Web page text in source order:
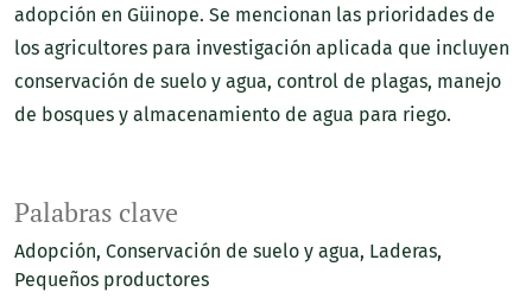
Palabras clave
Adopción Conservación de suelo y agua Laderas
Pequeños productores
adopción en Güinope. Se mencionan las prioridades de
los agricultores para investigación aplicada que incluyen
conservación de suelo y agua, control de plagas, manejo
de bosques y almacenamiento de agua para riego.